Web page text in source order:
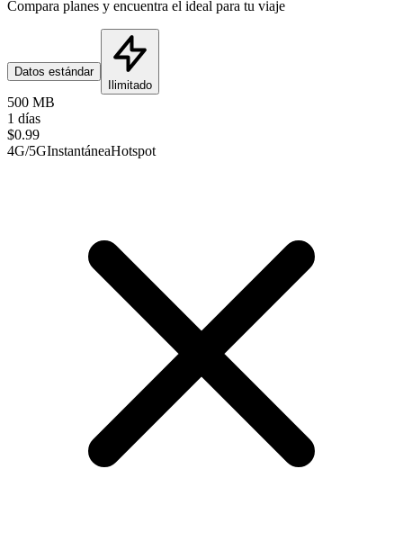
Compara planes y encuentra el ideal para tu viaje
Datos estándar
Ilimitado
500 MB
1 días
$0.99
4G/5GInstantáneaHotspot